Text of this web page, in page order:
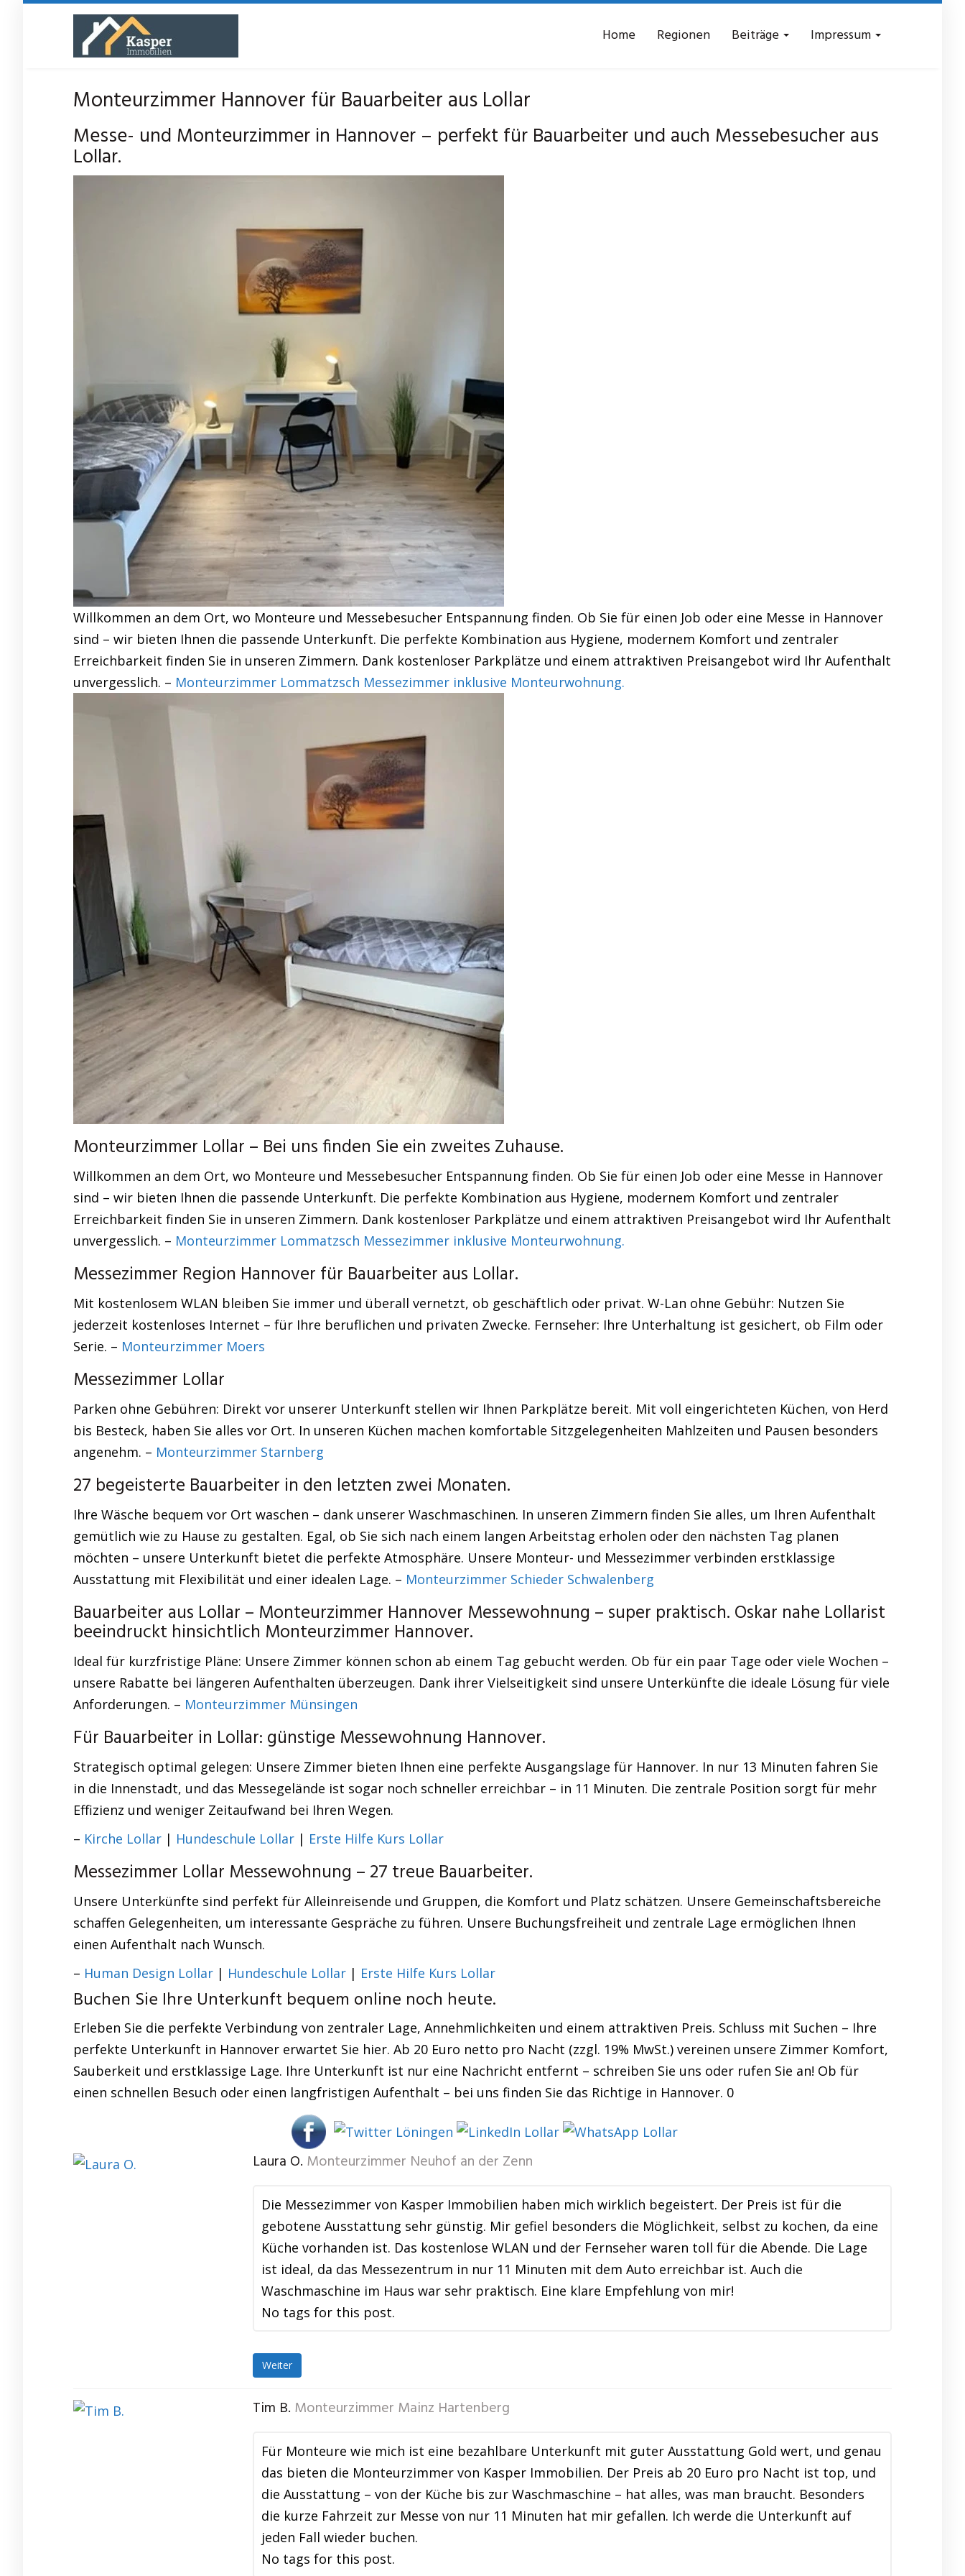
Home Regionen Beiträge Impressum
Monteurzimmer Hannover für Bauarbeiter aus Lollar
Messe- und Monteurzimmer in Hannover – perfekt für Bauarbeiter und auch Messebesucher aus
Lollar.
Willkommen an dem Ort, wo Monteure und Messebesucher Entspannung finden. Ob Sie für einen Job oder eine Messe in Hannover
sind – wir bieten Ihnen die passende Unterkunft. Die perfekte Kombination aus Hygiene, modernem Komfort und zentraler
Erreichbarkeit finden Sie in unseren Zimmern. Dank kostenloser Parkplätze und einem attraktiven Preisangebot wird Ihr Aufenthalt
unvergesslich. – Monteurzimmer Lommatzsch Messezimmer inklusive Monteurwohnung.
Monteurzimmer Lollar – Bei uns finden Sie ein zweites Zuhause.
Willkommen an dem Ort, wo Monteure und Messebesucher Entspannung finden. Ob Sie für einen Job oder eine Messe in Hannover
sind – wir bieten Ihnen die passende Unterkunft. Die perfekte Kombination aus Hygiene, modernem Komfort und zentraler
Erreichbarkeit finden Sie in unseren Zimmern. Dank kostenloser Parkplätze und einem attraktiven Preisangebot wird Ihr Aufenthalt
unvergesslich. – Monteurzimmer Lommatzsch Messezimmer inklusive Monteurwohnung.
Messezimmer Region Hannover für Bauarbeiter aus Lollar.
Mit kostenlosem WLAN bleiben Sie immer und überall vernetzt, ob geschäftlich oder privat. W-Lan ohne Gebühr: Nutzen Sie
jederzeit kostenloses Internet – für Ihre beruflichen und privaten Zwecke. Fernseher: Ihre Unterhaltung ist gesichert, ob Film oder
Serie. – Monteurzimmer Moers
Messezimmer Lollar
Parken ohne Gebühren: Direkt vor unserer Unterkunft stellen wir Ihnen Parkplätze bereit. Mit voll eingerichteten Küchen, von Herd
bis Besteck, haben Sie alles vor Ort. In unseren Küchen machen komfortable Sitzgelegenheiten Mahlzeiten und Pausen besonders
angenehm. – Monteurzimmer Starnberg
27 begeisterte Bauarbeiter in den letzten zwei Monaten.
Ihre Wäsche bequem vor Ort waschen – dank unserer Waschmaschinen. In unseren Zimmern finden Sie alles, um Ihren Aufenthalt
gemütlich wie zu Hause zu gestalten. Egal, ob Sie sich nach einem langen Arbeitstag erholen oder den nächsten Tag planen
möchten – unsere Unterkunft bietet die perfekte Atmosphäre. Unsere Monteur- und Messezimmer verbinden erstklassige
Ausstattung mit Flexibilität und einer idealen Lage. – Monteurzimmer Schieder Schwalenberg
Bauarbeiter aus Lollar – Monteurzimmer Hannover Messewohnung – super praktisch. Oskar nahe Lollarist
beeindruckt hinsichtlich Monteurzimmer Hannover.
Ideal für kurzfristige Pläne: Unsere Zimmer können schon ab einem Tag gebucht werden. Ob für ein paar Tage oder viele Wochen –
unsere Rabatte bei längeren Aufenthalten überzeugen. Dank ihrer Vielseitigkeit sind unsere Unterkünfte die ideale Lösung für viele
Anforderungen. – Monteurzimmer Münsingen
Für Bauarbeiter in Lollar: günstige Messewohnung Hannover.
Strategisch optimal gelegen: Unsere Zimmer bieten Ihnen eine perfekte Ausgangslage für Hannover. In nur 13 Minuten fahren Sie
in die Innenstadt, und das Messegelände ist sogar noch schneller erreichbar – in 11 Minuten. Die zentrale Position sorgt für mehr
Effizienz und weniger Zeitaufwand bei Ihren Wegen.
– Kirche Lollar | Hundeschule Lollar | Erste Hilfe Kurs Lollar
Messezimmer Lollar Messewohnung – 27 treue Bauarbeiter.
Unsere Unterkünfte sind perfekt für Alleinreisende und Gruppen, die Komfort und Platz schätzen. Unsere Gemeinschaftsbereiche
schaffen Gelegenheiten, um interessante Gespräche zu führen. Unsere Buchungsfreiheit und zentrale Lage ermöglichen Ihnen
einen Aufenthalt nach Wunsch.
– Human Design Lollar | Hundeschule Lollar | Erste Hilfe Kurs Lollar
Buchen Sie Ihre Unterkunft bequem online noch heute.
Erleben Sie die perfekte Verbindung von zentraler Lage, Annehmlichkeiten und einem attraktiven Preis. Schluss mit Suchen – Ihre
perfekte Unterkunft in Hannover erwartet Sie hier. Ab 20 Euro netto pro Nacht (zzgl. 19% MwSt.) vereinen unsere Zimmer Komfort,
Sauberkeit und erstklassige Lage. Ihre Unterkunft ist nur eine Nachricht entfernt – schreiben Sie uns oder rufen Sie an! Ob für
einen schnellen Besuch oder einen langfristigen Aufenthalt – bei uns finden Sie das Richtige in Hannover. 0
Laura O. Monteurzimmer Neuhof an der Zenn
Die Messezimmer von Kasper Immobilien haben mich wirklich begeistert. Der Preis ist für die
gebotene Ausstattung sehr günstig. Mir gefiel besonders die Möglichkeit, selbst zu kochen, da eine
Küche vorhanden ist. Das kostenlose WLAN und der Fernseher waren toll für die Abende. Die Lage
ist ideal, da das Messezentrum in nur 11 Minuten mit dem Auto erreichbar ist. Auch die
Waschmaschine im Haus war sehr praktisch. Eine klare Empfehlung von mir!
No tags for this post.
Weiter
Tim B. Monteurzimmer Mainz Hartenberg
Für Monteure wie mich ist eine bezahlbare Unterkunft mit guter Ausstattung Gold wert, und genau
das bieten die Monteurzimmer von Kasper Immobilien. Der Preis ab 20 Euro pro Nacht ist top, und
die Ausstattung – von der Küche bis zur Waschmaschine – hat alles, was man braucht. Besonders
die kurze Fahrzeit zur Messe von nur 11 Minuten hat mir gefallen. Ich werde die Unterkunft auf
jeden Fall wieder buchen.
No tags for this post.